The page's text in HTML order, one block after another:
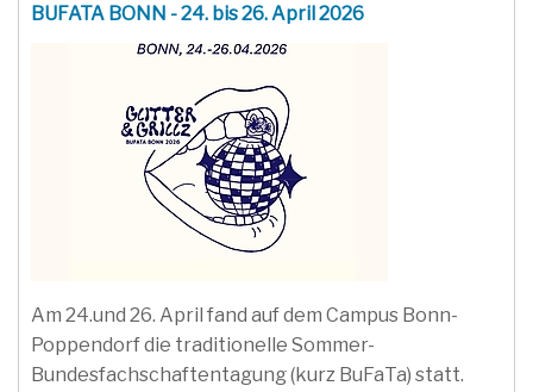
BUFATA BONN - 24. bis 26. April 2026
Am 24.und 26. April fand auf dem Campus Bonn-
Poppendorf die traditionelle Sommer-
Bundesfachschaftentagung (kurz BuFaTa) statt.